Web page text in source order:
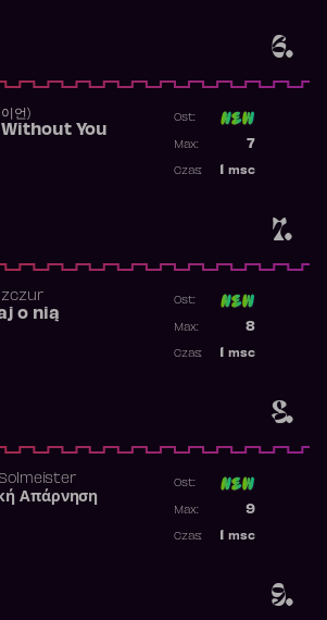
6.
7.
언)
Without You
Ost:
7
Max:
msc
Czas:
8.
o nią
Ost:
8
Max:
msc
Czas:
9.
Solmeister
Απάρνηση
Ost:
9
Max:
msc
Czas: